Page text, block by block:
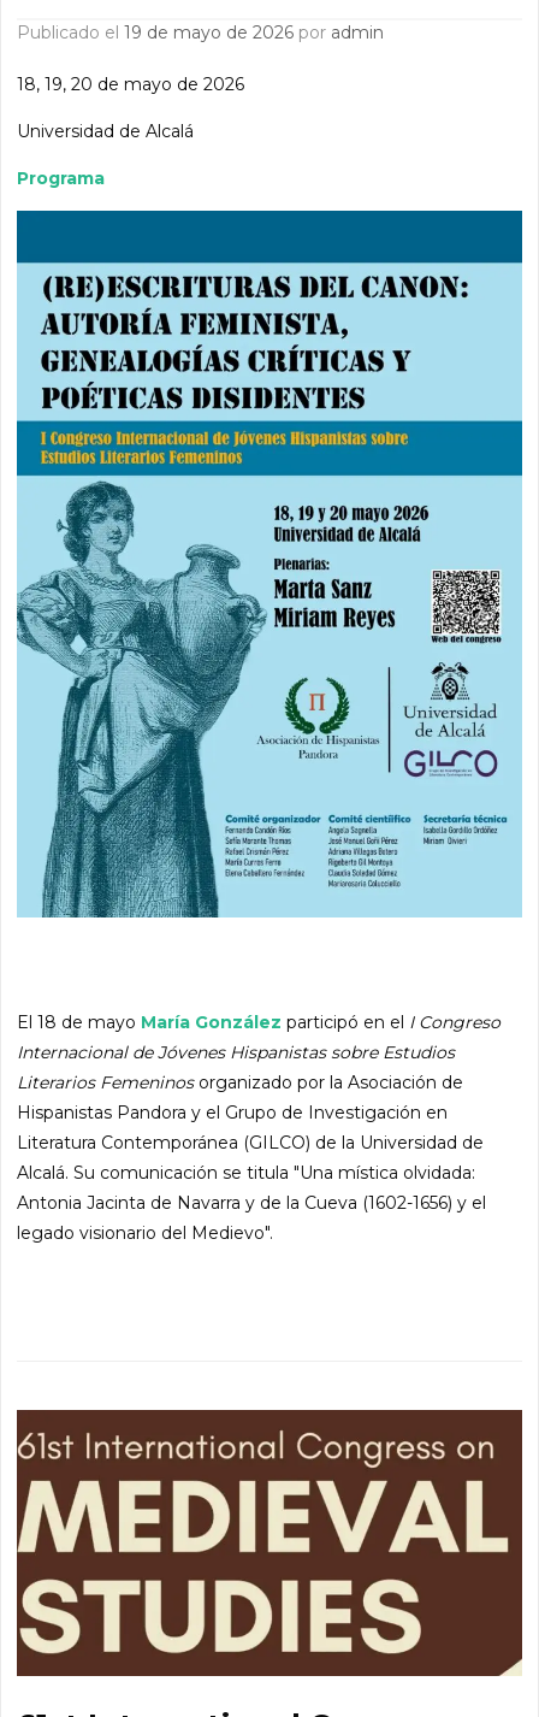
Publicado el19 de mayo de 2026 por admin
18, 19, 20 de mayo de 2026
Universidad de Alcalá
Programa
El 18 de mayo María González participó en el I Congreso
Internacional de Jóvenes Hispanistas sobre Estudios
Literarios Femeninosorganizado por la Asociación de
Hispanistas Pandora y el Grupo de Investigación en
Literatura Contemporánea (GILCO) de la Universidad de
Alcalá. Su comunicación se titula "Una mística olvidada:
Antonia Jacinta de Navarra y de la Cueva (1602-1656) y el
legado visionario del Medievo".